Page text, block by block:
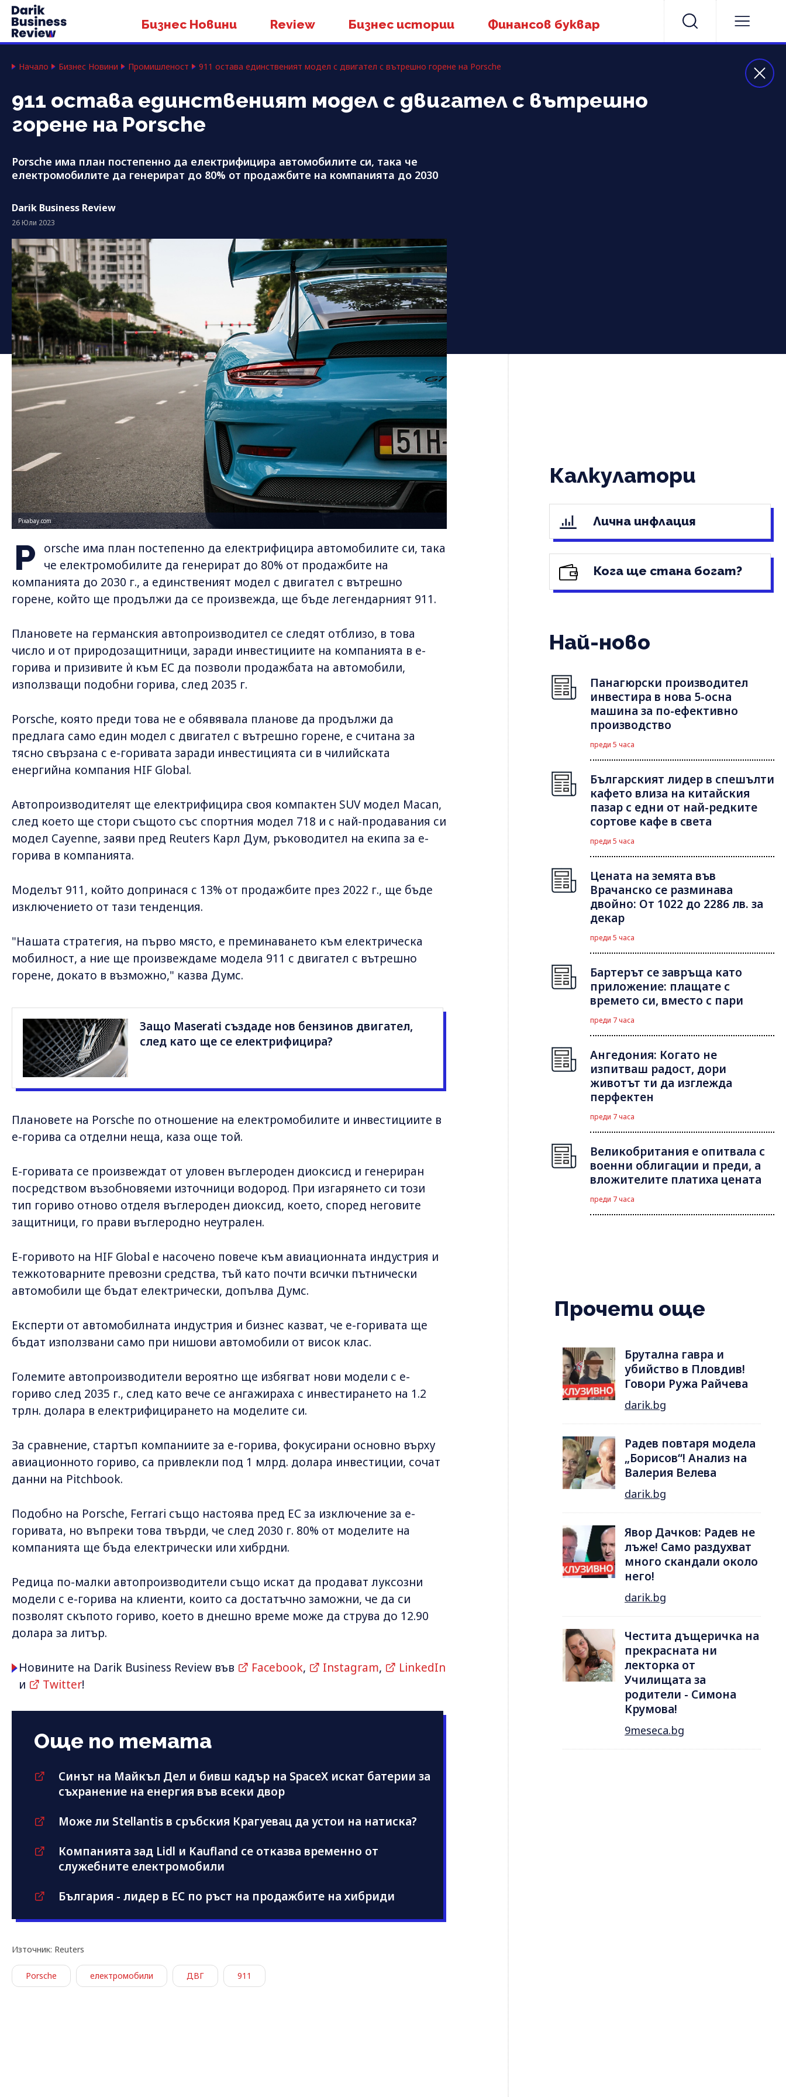
Бизнес Новини Review Бизнес истории Финансов буквар
Начало Бизнес Новини Промишленост 911 остава единственият модел с двигател с вътрешно горене на Porsche
911 остава единственият модел с двигател с вътрешно
горене на Porsche
Porsche има план постепенно да електрифицира автомобилите си, така че
електромобилите да генерират до 80% от продажбите на компанията до 2030
Darik Business Review
26 Юли 2023
Pixabay.com
P
orsche има план постепенно да електрифицира автомобилите си, така
че електромобилите да генерират до 80% от продажбите на
компанията до 2030 г., а единственият модел с двигател с вътрешно
горене, който ще продължи да се произвежда, ще бъде легендарният 911.
Плановете на германския автопроизводител се следят отблизо, в това
число и от природозащитници, заради инвестициите на компанията в е-
горива и призивите ѝ към ЕС да позволи продажбата на автомобили,
използващи подобни горива, след 2035 г.
Porsche, която преди това не е обявявала планове да продължи да
предлага само един модел с двигател с вътрешно горене, е считана за
тясно свързана с е-горивата заради инвестицията си в чилийската
енергийна компания HIF Global.
Автопроизводителят ще електрифицира своя компактен SUV модел Macan,
след което ще стори същото със спортния модел 718 и с най-продавания си
модел Cayenne, заяви пред Reuters Карл Дум, ръководител на екипа за e-
горива в компанията.
Моделът 911, който допринася с 13% от продажбите през 2022 г., ще бъде
изключението от тази тенденция.
"Нашата стратегия, на първо място, е преминаването към електрическа
мобилност, а ние ще произвеждаме модела 911 с двигател с вътрешно
горене, докато в възможно," казва Думс.
Защо Maserati създаде нов бензинов двигател,
след като ще се електрифицира?
Плановете на Porsche по отношение на електромобилите и инвестициите в
e-горива са отделни неща, каза още той.
E-горивата се произвеждат от уловен въглероден диоксисд и генериран
посредством възобновяеми източници водород. При изгарянето си този
тип гориво отново отделя въглероден диоксид, което, според неговите
защитници, го прави въглеродно неутрален.
Е-горивото на HIF Global е насочено повече към авиационната индустрия и
тежкотоварните превозни средства, тъй като почти всички пътнически
автомобили ще бъдат електрически, допълва Думс.
Експерти от автомобилната индустрия и бизнес казват, че e-горивата ще
бъдат използвани само при нишови автомобили от висок клас.
Големите автопроизводители вероятно ще избягват нови модели с e-
гориво след 2035 г., след като вече се ангажираха с инвестирането на 1.2
трлн. долара в електрифицирането на моделите си.
За сравнение, стартъп компаниите за e-горива, фокусирани основно върху
авиационното гориво, са привлекли под 1 млрд. долара инвестиции, сочат
данни на Pitchbook.
Подобно на Porsche, Ferrari също настоява пред ЕС за изключение за e-
горивата, но въпреки това твърди, че след 2030 г. 80% от моделите на
компанията ще бъда електрически или хибрдни.
Редица по-малки автопроизводители също искат да продават луксозни
модели с e-горива на клиенти, които са достатъчно заможни, че да си
позволят скъпото гориво, което в днешно време може да струва до 12.90
долара за литър.
Новините на Darik Business Review във Facebook, Instagram,
LinkedIn
и
Twitter!
Още по темата
Синът на Майкъл Дeл и бивш кадър на SpaceX искат батерии за
съхранение на енергия във всеки двор
Може ли Stellantis в сръбския Крагуевац да устои на натиска?
Компанията зад Lidl и Kaufland се отказва временно от
служебните електромобили
България - лидер в ЕС по ръст на продажбите на хибриди
Източник: Reuters
Porsche електромобили ДВГ 911
Калкулатори
Лична инфлация
Кога ще стана богат?
Най-ново
Панагюрски производител
инвестира в нова 5-осна
машина за по-ефективно
производство
преди 5 часа
Българският лидер в спешълти
кафето влиза на китайския
пазар с едни от най-редките
сортове кафе в света
преди 5 часа
Цената на земята във
Врачанско се разминава
двойно: От 1022 до 2286 лв. за
декар
преди 5 часа
Бартерът се завръща като
приложение: плащате с
времето си, вместо с пари
преди 7 часа
Ангедония: Когато не
изпитваш радост, дори
животът ти да изглежда
перфектен
преди 7 часа
Великобритания е опитвала с
военни облигации и преди, а
вложителите платиха цената
преди 7 часа
Прочети още
Брутална гавра и
убийство в Пловдив!
Говори Ружа Райчева
darik.bg
Радев повтаря модела
„Борисов“! Анализ на
Валерия Велева
darik.bg
Явор Дачков: Радев не
лъже! Само раздухват
много скандали около
него!
darik.bg
Честита дъщеричка на
прекрасната ни
лекторка от
Училищата за
родители - Симона
Крумова!
9meseca.bg